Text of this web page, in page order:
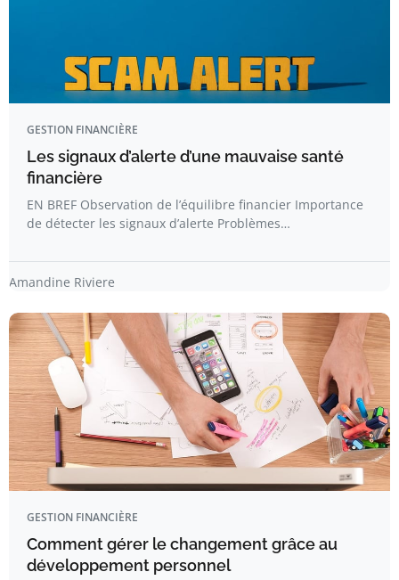
GESTION FINANCIÈRE
Les signaux d’alerte d’une mauvaise santé
financière
EN BREF Observation de l’équilibre financier Importance
de détecter les signaux d’alerte Problèmes…
Amandine Riviere
GESTION FINANCIÈRE
Comment gérer le changement grâce au
développement personnel